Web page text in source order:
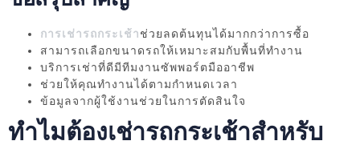
การเช่ารถกระเช้าช่วยลดต้นทุนได้มากกว่าการซื้อ
สามารถเลือกขนาดรถให้เหมาะสมกับพื้นที่ทำงาน
บริการเช่าที่ดีมีทีมงานซัพพอร์ตมืออาชีพ
ช่วยให้คุณทำงานได้ตามกำหนดเวลา
ข้อมูลจากผู้ใช้งานช่วยในการตัดสินใจ
ทำไมต้องเช่ารถกระเช้าสำหรับ